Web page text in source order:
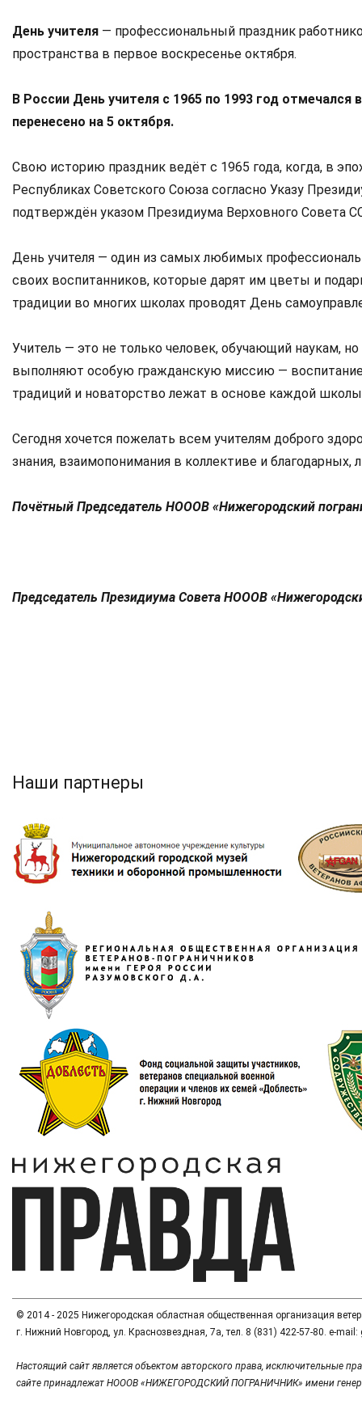
День учителя — профессиональный праздник
пространства в первое воскресенье октября.
В России День учителя с 1965 по 1993 год отмечался
перенесено на 5 октября.
Свою историю праздник ведёт с 1965 года, когда, в
Республиках Советского Союза согласно Указу
подтверждён указом Президиума Верховного Совета
День учителя — один из самых любимых
своих воспитанников, которые дарят им цветы и
традиции во многих школах проводят День
Учитель — это не только человек, обучающий наукам,
выполняют особую гражданскую миссию —
традиций и новаторство лежат в основе каждой
Сегодня хочется пожелать всем учителям доброго
знания, взаимопонимания в коллективе и благодарных,
Почётный Председатель НОООВ «Нижегородский
Председатель Президиума Совета НОООВ
Наши партнеры
© 2014 - 2025 Нижегородская областная общественная организация
г. Нижний Новгород, ул. Краснозвездная, 7а, тел. 8 (831) 422-57-80. e-
Настоящий сайт является объектом авторского права, исключительные
сайте принадлежат НОООВ «НИЖЕГОРОДСКИЙ ПОГРАНИЧНИК» имени